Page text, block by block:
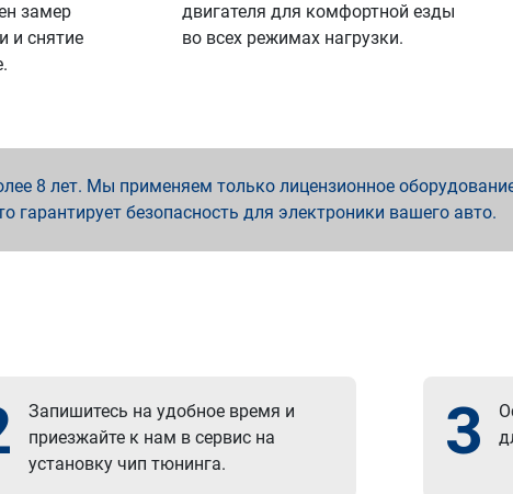
замер
и снятие
двигателя для комфортной езды
во всех режимах нагрузки.
8 лет. Мы применяем только лицензионное
гарантирует безопасность для электроники вашего авто.
Запишитесь на удобное время и
приезжайте к нам в сервис на
установку чип тюнинга.
3